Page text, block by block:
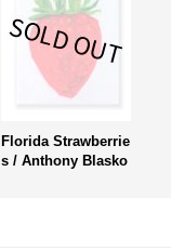
Florida Strawberrie
s / Anthony Blasko